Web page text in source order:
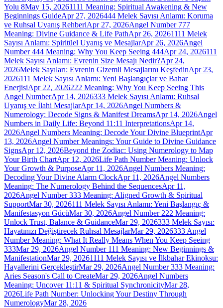
Yolu 8May 15, 20261111 Meaning: Spiritual Awakening & New
Beginnings GuideApr 27, 2026444 Melek Sayısı Anlamı: Koruma
ve Ruhsal Uyanış RehberiApr 27, 2026Angel Number 777
Meaning: Divine Guidance & Life PathApr 26, 20261111 Melek
Sayısı Anlamı: Spiritüel Uyanış ve MesajlarApr 26, 2026Angel
Number 444 Meaning: Why You Keep Seeing 444Apr 24, 2026111
Melek Sayısı Anlamı: Evrenin Size Mesajı Nedir?Apr 24,
2026Melek Sayıları: Evrenin Gizemli Mesajlarını KeşfedinApr 23,
2026111 Melek Sayısı Anlamı: Yeni Başlangıçlar ve Bahar
EnerjisiApr 22, 2026222 Meaning: Why You Keep Seeing This
Angel NumberApr 14, 2026333 Melek Sayısı Anlamı: Ruhsal
Uyanış ve İlahi MesajlarApr 14, 2026Angel Numbers &
Numerology: Decode Signs & Manifest DreamsApr 14, 2026Angel
Numbers in Daily Life: Beyond 11:11 InterpretationsApr 14,
2026Angel Numbers Meaning: Decode Your Divine BlueprintApr
13, 2026Angel Number Meanings: Your Guide to Divine Guidance
SignsApr 12, 2026Beyond the Zodiac: Using Numerology to Map
Your Birth ChartApr 12, 2026Life Path Number Meaning: Unlock
Your Growth & PurposeApr 11, 2026Angel Numbers Meaning:
Decoding Your Divine Alarm ClockApr 11, 2026Angel Numbers
Meaning: The Numerology Behind the SequencesApr 11,
2026Angel Number 333 Meaning: Aligned Growth & Spiritual
SupportMar 30, 2026111 Melek Sayısı Anlamı: Yeni Başlangıç &
Manifestasyon GücüMar 30, 2026Angel Number 222 Meaning:
Unlock Trust, Balance & GuidanceMar 29, 2026333 Melek Sayısı:
Hayatınızı Değiştirecek Ruhsal MesajlarMar 29, 2026333 Angel
Number Meaning: What It Really Means When You Keep Seeing
333Mar 29, 2026Angel Number 111 Meaning: New Beginnings &
ManifestationMar 29, 20261111 Melek Sayısı ve İlkbahar Ekinoksu:
Hayallerini GerçekleştirMar 29, 2026Angel Number 333 Meaning:
Aries Season's Call to CreateMar 29, 2026Angel Numbers
Meaning: Uncover 11:11 & Spiritual SynchronicityMar 28,
2026Life Path Number: Unlocking Your Destiny Through
NumerologyMar 28, 2026